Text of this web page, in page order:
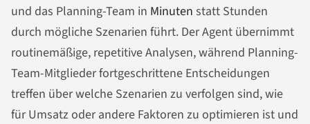
und das Planning-Team in Minuten statt Stunden
durch mögliche Szenarien führt. Der Agent übernimmt
routinemäßige, repetitive Analysen, während Planning-
Team-Mitglieder fortgeschrittene Entscheidungen
treffen über welche Szenarien zu verfolgen sind, wie
für Umsatz oder andere Faktoren zu optimieren ist und